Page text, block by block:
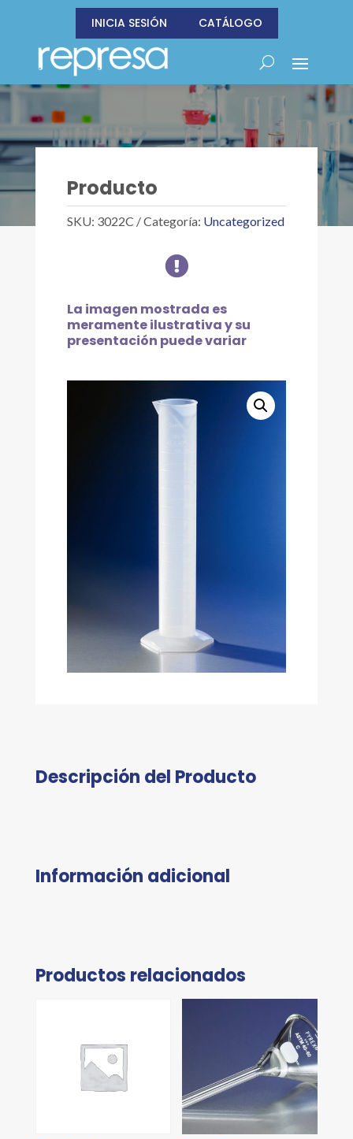
INICIA SESIÓN CATÁLOGO
Producto
SKU: 3022C Categoría: Uncategorized

La imagen mostrada es
meramente ilustrativa y su
presentación puede variar
Descripción del Producto
Información adicional
Productos relacionados